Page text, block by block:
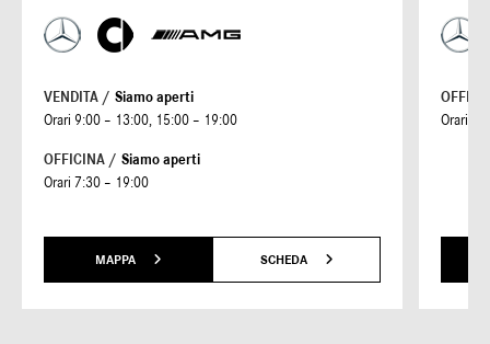
VENDITA / Siamo aperti
Orari 9:00 – 13:00, 15:00 – 19:00
OFFICINA / Siamo aperti
Orari 7:30 – 19:00
MAPPA SCHEDA
Orari